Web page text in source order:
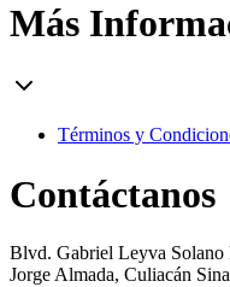
Más
Términos y
Contáctanos
Blvd. Gabriel Leyva Solano
Jorge Almada, Culiacán